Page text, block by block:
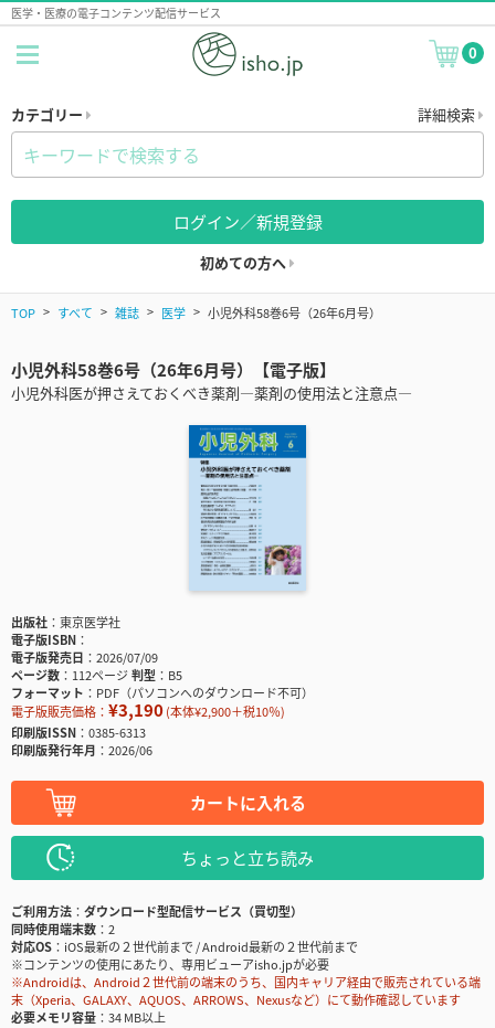
医学・医療の電子コンテンツ配信サービス
0
カテゴリー 詳細検索
ログイン／新規登録
初めての方へ
TOP すべて 雑誌 医学 小児外科58巻6号（26年6月号）
小児外科58巻6号（26年6月号）【電子版】
小児外科医が押さえておくべき薬剤―薬剤の使用法と注意点―
出版社
東京医学社
電子版ISBN
電子版発売日
2026/07/09
ページ数
112ページ判型
B5
フォーマット
PDF（パソコンへのダウンロード不可）
電子版販売価格： ¥3,190(本体¥2,900＋税10％)
印刷版ISSN
0385-6313
印刷版発行年月
2026/06
カートに入れる
ちょっと立ち読み
ご利用方法
ダウンロード型配信サービス（買切型）
同時使用端末数
2
対応OS
iOS最新の２世代前まで / Android最新の２世代前まで
※コンテンツの使用にあたり、専用ビューアisho.jpが必要
※Androidは、Android２世代前の端末のうち、国内キャリア経由で販売されている端
末（Xperia、GALAXY、AQUOS、ARROWS、Nexusなど）にて動作確認しています
必要メモリ容量
34 MB以上